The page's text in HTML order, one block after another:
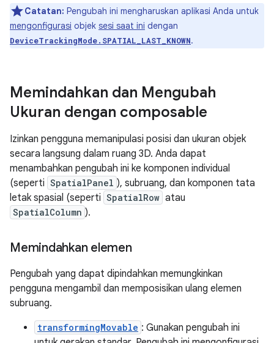
Catatan: Pengubah ini mengharuskan aplikasi Anda untuk
mengonfigurasi objek sesi saat ini dengan
DeviceTrackingMode.SPATIAL_LAST_KNOWN.
Memindahkan dan Mengubah
Ukuran dengan composable
Izinkan pengguna memanipulasi posisi dan ukuran objek
secara langsung dalam ruang 3D. Anda dapat
menambahkan pengubah ini ke komponen individual
(seperti SpatialPanel ), subruang, dan komponen tata
letak spasial (seperti SpatialRow atau
SpatialColumn ).
Memindahkan elemen
Pengubah yang dapat dipindahkan memungkinkan
pengguna mengambil dan memposisikan ulang elemen
subruang.
transformingMovable : Gunakan pengubah ini